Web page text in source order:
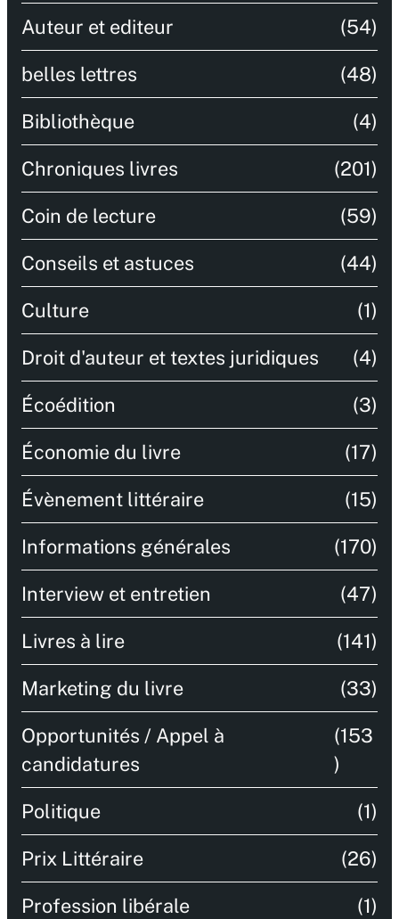
Auteur et editeur (54)
belles lettres (48)
Bibliothèque (4)
Chroniques livres (201)
Coin de lecture (59)
Conseils et astuces (44)
Culture (1)
Droit d'auteur et textes juridiques (4)
Écoédition (3)
Économie du livre (17)
Évènement littéraire (15)
Informations générales (170)
Interview et entretien (47)
Livres à lire (141)
Marketing du livre (33)
Opportunités / Appel à
candidatures
(153
)
Politique (1)
Prix Littéraire (26)
Profession libérale (1)